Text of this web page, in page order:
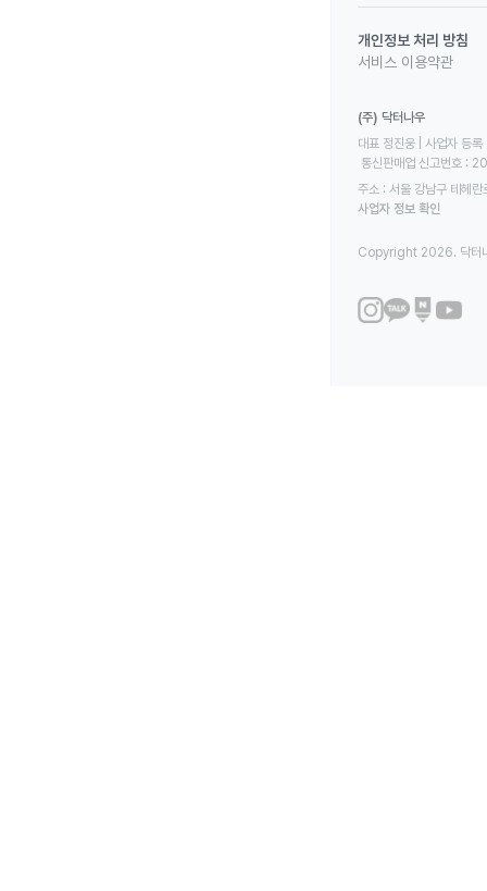
개인정보 처리 방침
서비스 이용약관
(주) 닥터나우
대표 정진웅 | 사업자
통신판매업 신고번호
주소 : 서울 강남구 테헤
사업자 정보 확인
Copyright 2026. 닥터